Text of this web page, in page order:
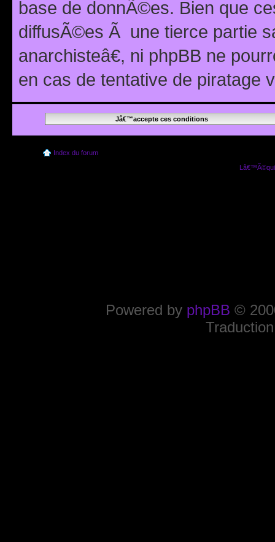
base de donnÃ©es. Bien que
diffusÃ©es Ã une tierce partie
anarchisteâ€, ni phpBB ne
en cas de tentative de piratage
Index du forum
Powered by phpBB ©